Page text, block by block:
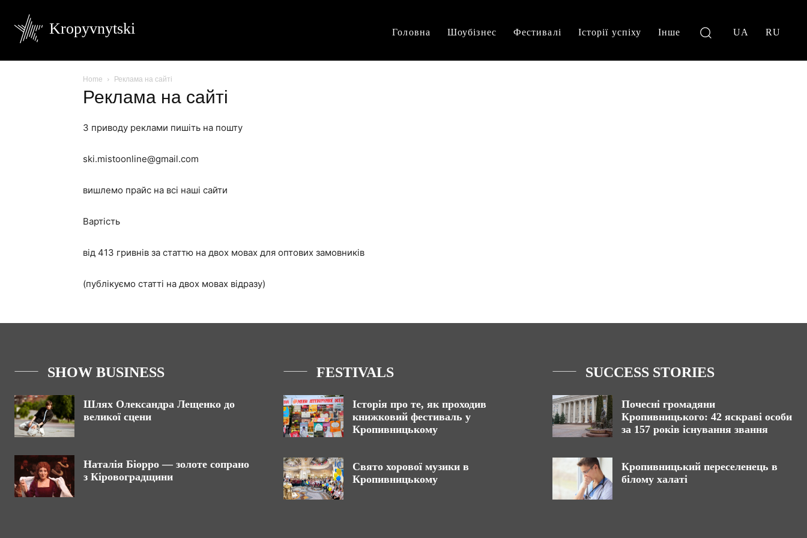
Kropyvnytski Головна Шоубізнес Фестивалі Історії успіху Інше UA RU
Home Реклама на сайті
Реклама на сайті
З приводу реклами пишіть на пошту
ski.mistoonline@gmail.com
вишлемо прайс на всі наші сайти
Вартість
від 413 гривнів за статтю на двох мовах для оптових замовників
(публікуємо статті на двох мовах відразу)
SHOW BUSINESS
Шлях Олександра Лещенко до
великої сцени
Наталія Біорро — золоте сопрано
з Кіровоградщини
FESTIVALS
Історія про те, як проходив
книжковий фестиваль у
Кропивницькому
Свято хорової музики в
Кропивницькому
SUCCESS STORIES
Почесні громадяни
Кропивницького: 42 яскраві особи
за 157 років існування звання
Кропивницький переселенець в
білому халаті